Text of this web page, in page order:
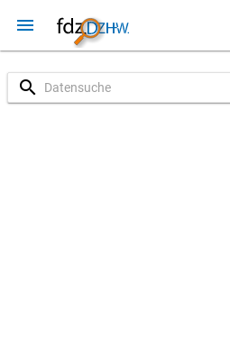
menu
search